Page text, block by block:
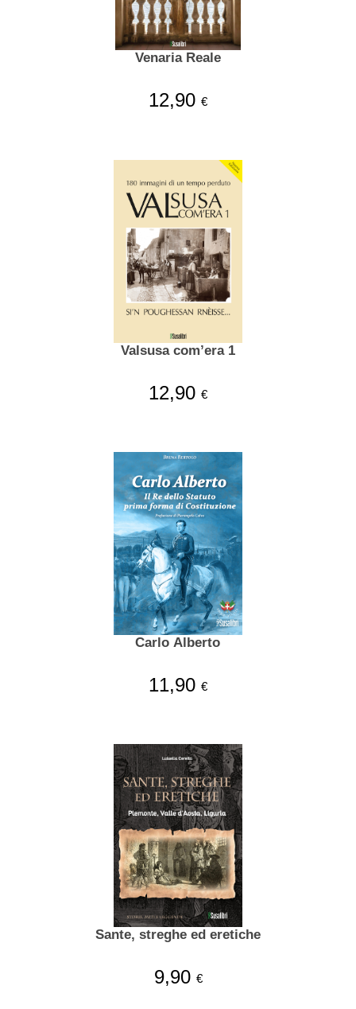
Venaria Reale
12,90 €
Valsusa com’era 1
12,90 €
Carlo Alberto
11,90 €
Sante, streghe ed eretiche
9,90 €